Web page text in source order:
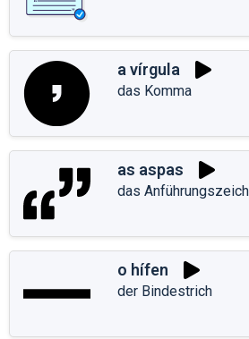
a vírgula
das Komma
as aspas
das
o hífen
der Bindestrich